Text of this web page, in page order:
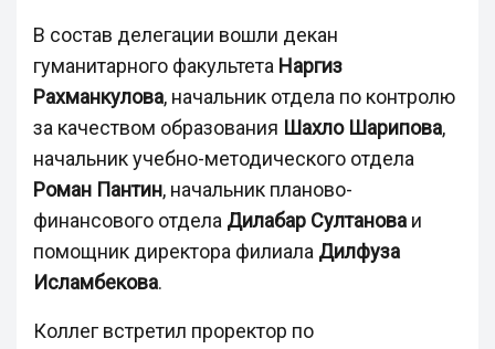
В состав делегации вошли декан
гуманитарного факультета Наргиз
Рахманкулова, начальник отдела по контролю
за качеством образования Шахло Шарипова,
начальник учебно-методического отдела
Роман Пантин, начальник планово-
финансового отдела Дилабар Султанова и
помощник директора филиала Дилфуза
Исламбекова.
Коллег встретил проректор по